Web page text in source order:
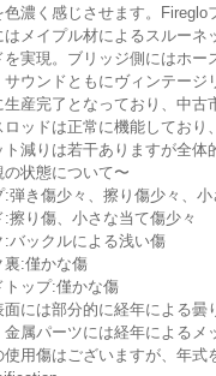
色濃く感じさせます。
はメイプル材によるスルー
を実現。ブリッジ側にはホ
サウンドともにヴィンテー
生産完了となっており、中
ロッドは正常に機能してお
ト減りは若干ありますが全
の状態について〜
:弾き傷少々、擦り傷少々、
:擦り傷、小さな当て傷少々
:バックルによる浅い傷
裏:僅かな傷
トップ:僅かな傷
面には部分的に経年による曇
金属パーツには経年による
使用傷はございますが、年